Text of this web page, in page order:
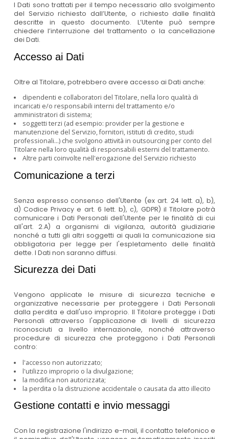
I Dati sono trattati per il tempo necessario allo svolgimento
del Servizio richiesto dall’Utente, o richiesto dalle finalità
descritte in questo documento. L’Utente può sempre
chiedere l’interruzione del trattamento o la cancellazione
dei Dati.
Accesso ai Dati
Oltre al Titolare, potrebbero avere accesso ai Dati anche:
dipendenti e collaboratori del Titolare, nella loro qualità di
incaricati e/o responsabili interni del trattamento e/o
amministratori di sistema;
soggetti terzi (ad esempio: provider per la gestione e
manutenzione del Servizio, fornitori, istituti di credito, studi
professionali...) che svolgono attività in outsourcing per conto del
Titolare nella loro qualità di responsabili esterni del trattamento.
Altre parti coinvolte nell'erogazione del Servizio richiesto
Comunicazione a terzi
Senza espresso consenso dell'Utente (ex art. 24 lett. a), b),
d) Codice Privacy e art. 6 lett. b), c), GDPR) il Titolare potrà
comunicare i Dati Personali dell'Utente per le finalità di cui
all'art. 2.A) a organismi di vigilanza, autorità giudiziarie
nonché a tutti gli altri soggetti ai quali la comunicazione sia
obbligatoria per legge per l'espletamento delle finalità
dette. I Dati non saranno diffusi.
Sicurezza dei Dati
Vengono applicate le misure di sicurezza tecniche e
organizzative necessarie per proteggere i Dati Personali
dalla perdita e dall'uso improprio. Il Titolare protegge i Dati
Personali attraverso l'applicazione di livelli di sicurezza
riconosciuti a livello internazionale, nonché attraverso
procedure di sicurezza che proteggono i Dati Personali
contro:
l'accesso non autorizzato;
l'utilizzo improprio o la divulgazione;
la modifica non autorizzata;
la perdita o la distruzione accidentale o causata da atto illecito
Gestione contatti e invio messaggi
Con la registrazione l'indirizzo e-mail, il contatto telefonico e